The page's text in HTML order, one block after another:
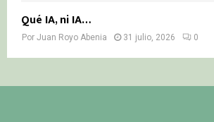
Qué IA, ni IA…
Por Juan Royo Abenia 31 julio, 2026 0